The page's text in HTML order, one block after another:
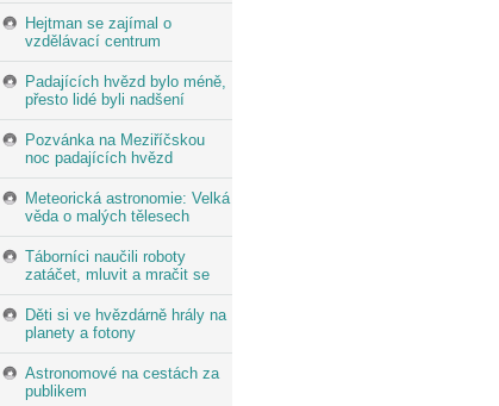
Hejtman se zajímal o
vzdělávací centrum
Padajících hvězd bylo méně,
přesto lidé byli nadšení
Pozvánka na Meziříčskou
noc padajících hvězd
Meteorická astronomie: Velká
věda o malých tělesech
Táborníci naučili roboty
zatáčet, mluvit a mračit se
Děti si ve hvězdárně hrály na
planety a fotony
Astronomové na cestách za
publikem